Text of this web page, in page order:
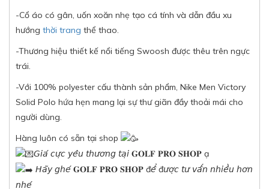
-Cổ áo có gân, uốn xoăn nhẹ tạo cá tính và dẫn đầu xu
hướng thời trang thể thao.
-Thương hiệu thiết kế nổi tiếng Swoosh được thêu trên ngực
trái.
-Với 100% polyester cấu thành sản phẩm, Nike Men Victory
Solid Polo hứa hẹn mang lại sự thư giãn đầy thoải mái cho
người dùng.
Hàng luôn có sẵn tại shop
𝘎𝘪𝘢́ 𝘤𝘶̛̣𝘤 𝘺𝘦̂𝘶 𝘵𝘩𝘶̛𝘰̛𝘯𝘨 𝘵𝘢̣𝘪 𝐆𝐎𝐋𝐅 𝐏𝐑𝐎 𝐒𝐇𝐎𝐏 ạ
𝘏𝘢̃𝘺 𝘨𝘩𝘦́ 𝐆𝐎𝐋𝐅 𝐏𝐑𝐎 𝐒𝐇𝐎𝐏 đ𝘦̂̉ đ𝘶̛𝘰̛̣𝘤 𝘵𝘶̛ 𝘷𝘢̂́𝘯 𝘯𝘩𝘪𝘦̂̀𝘶 𝘩𝘰̛𝘯
𝘯𝘩𝘦́